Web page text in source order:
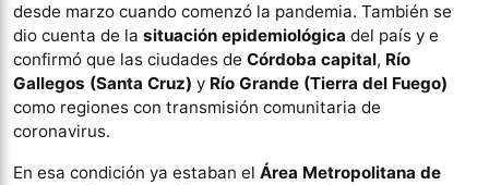
desde marzo cuando comenzó la pandemia. También se
dio cuenta de la situación epidemiológica del país y e
confirmó que las ciudades de Córdoba capital, Río
Gallegos (Santa Cruz) y Río Grande (Tierra del Fuego)
como regiones con transmisión comunitaria de
coronavirus.
En esa condición ya estaban el Área Metropolitana de